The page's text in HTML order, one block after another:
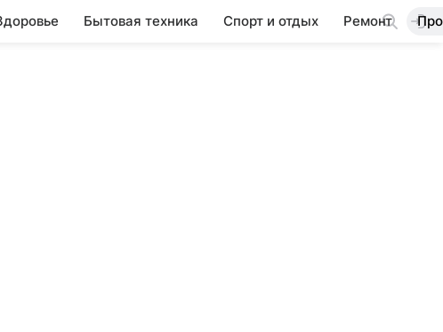
Бытовая техника Спорт и отдых Ремонт